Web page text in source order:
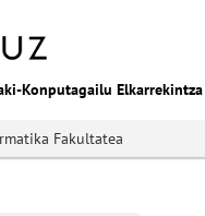
Konputagailu
Fakultatea